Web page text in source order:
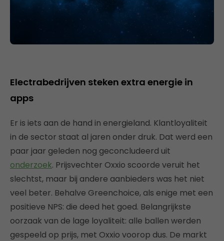
Electrabedrijven steken extra energie in
apps
Er is iets aan de hand in energieland. Klantloyaliteit
in de sector staat al jaren onder druk. Dat werd een
paar jaar geleden nog geconcludeerd uit
onderzoek. Prijsvechter Oxxio scoorde veruit het
slechtst, maar bij andere aanbieders was het niet
veel beter. Behalve Greenchoice, als enige met een
positieve NPS: die deed het goed. Belangrijkste
oorzaak van de lage loyaliteit: alle ballen werden
gespeeld op prijs, met Oxxio voorop dus. De markt